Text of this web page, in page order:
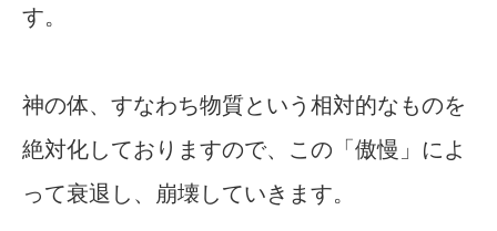
す。
神の体、すなわち物質という相対的なものを
絶対化しておりますので、この「傲慢」によ
って衰退し、崩壊していきます。